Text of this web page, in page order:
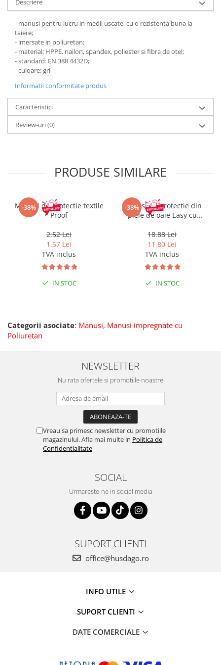
Sorturi
Pentru copii
Pantaloni de lucru cu pieptar
Veste de lucru
Pentru femei
Bluze pentru femei
Fleece-uri
Halate
Jachete / Bluze salopeta
Pantaloni de lucru cu pieptar
Descriere
- manusi pentru lucru in medii uscate, cu o rezistenta buna la
taiere;
- imersate in poliuretan;
- material: HPPE, nailon, spandex, poliester si fibra de otel;
- standard: EN 388 4432D;
- culoare: gri
Informatii conformitate produs
Caracteristici
Review-uri(0)
PRODUSE SIMILARE
-38%
Manusi de protectie textile
Proof
2,52 Lei
1,57 Lei
TVA inclus
IN STOC
-38%
Manusi de protectie din
piele de oaie Easy cu
18,88 Lei
11,80 Lei
TVA inclus
IN STOC
Categorii asociate: Manusi, Manusi impregnate cu
Poliuretan
NEWSLETTER
Nu rata ofertele si promotiile noastre
Vreau sa primesc newsletter cu promotiile
magazinului. Afla mai multe in Politica de
Confidentialitate
SOCIAL
Urmareste-ne in social media
SUPORT CLIENTI
office@husdago.ro
INFO UTILE
SUPORT CLIENTI
DATE COMERCIALE